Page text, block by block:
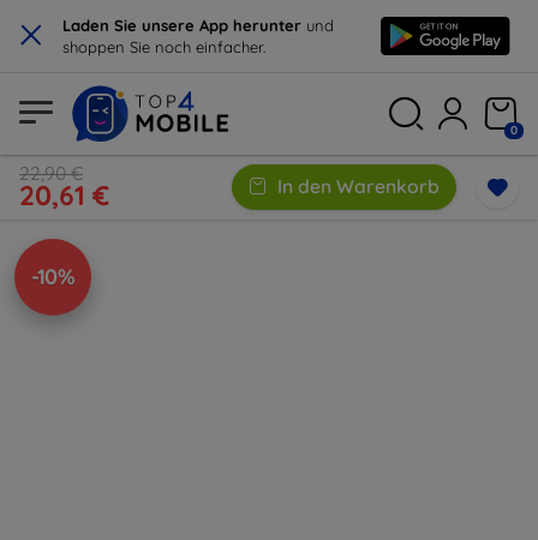
× Laden Sie unsere App herunter und
shoppen Sie noch einfacher.
0
22,90 €
20,61 € In den Warenkorb
-10%